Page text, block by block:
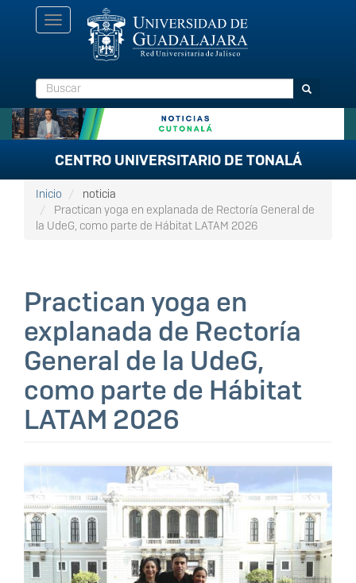
Toggle
navigation
Buscar Buscar
CENTRO UNIVERSITARIO DE TONALÁ
Inicio
noticia
Practican yoga en explanada de Rectoría General de
la UdeG, como parte de Hábitat LATAM 2026
Practican yoga en
explanada de Rectoría
General de la UdeG,
como parte de Hábitat
LATAM 2026